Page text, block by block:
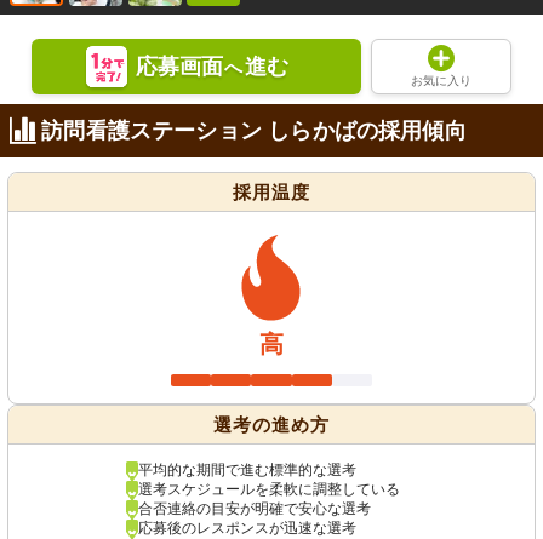
応募画面へ進む
お気に入り
訪問看護ステーション しらかばの採用傾向
採用温度
高
選考の進め方
平均的な期間で進む標準的な選考
選考スケジュールを柔軟に調整している
合否連絡の目安が明確で安心な選考
応募後のレスポンスが迅速な選考